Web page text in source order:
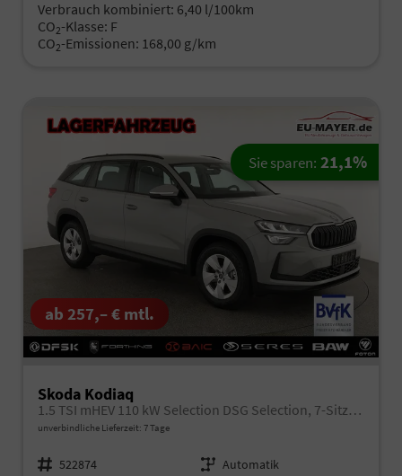
Verbrauch kombiniert: 6,40 l/100km
CO2-Klasse: F
CO2-Emissionen: 168,00 g/km
ab 257,– € mtl.
Skoda Kodiaq
1.5 TSI mHEV 110 kW Selection DSG Selection, 7-Sitzer, AHK, Navi, Side, Kamera, Winter, 4 J.- Garantie
unverbindliche Lieferzeit: 7 Tage
Fahrzeugnr. 522874 Getriebe Automatik
Sie sparen: 21,1%